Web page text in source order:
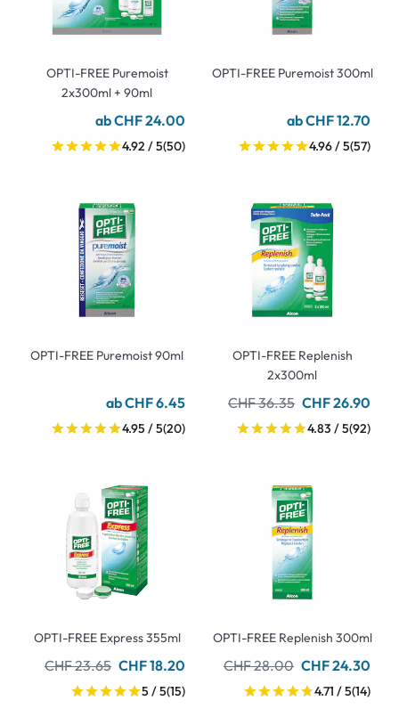
OPTI-FREE Puremoist
2x300ml + 90ml
ab CHF 24.00
4.92 / 5(50)
OPTI-FREE Puremoist 300ml
ab CHF 12.70
4.96 / 5(57)
OPTI-FREE Puremoist 90ml
ab CHF 6.45
4.95 / 5(20)
OPTI-FREE Replenish
2x300ml
CHF 36.35 CHF 26.90
4.83 / 5(92)
OPTI-FREE Express 355ml
CHF 23.65 CHF 18.20
5 / 5(15)
OPTI-FREE Replenish 300ml
CHF 28.00 CHF 24.30
4.71 / 5(14)